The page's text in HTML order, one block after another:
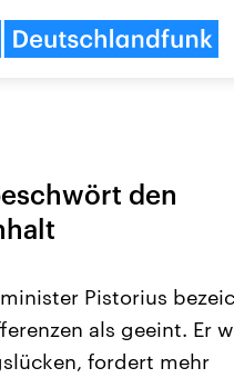
den
Pistorius
als geeint. Er
fordert mehr